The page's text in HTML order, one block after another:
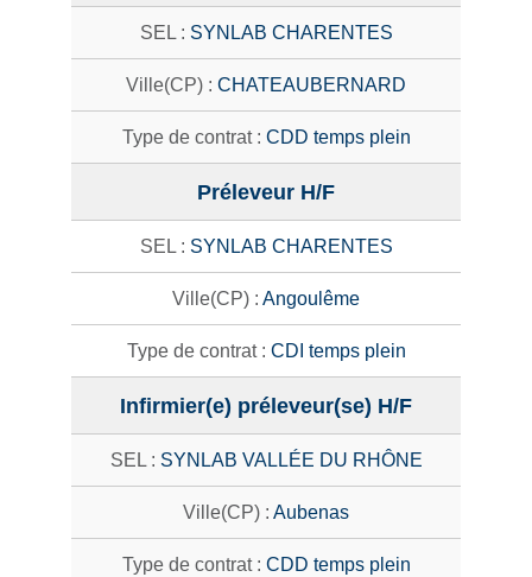
SYNLAB CHARENTES
CHATEAUBERNARD
CDD temps plein
Préleveur H/F
SYNLAB CHARENTES
Angoulême
CDI temps plein
Infirmier(e) préleveur(se) H/F
SYNLAB VALLÉE DU RHÔNE
Aubenas
CDD temps plein